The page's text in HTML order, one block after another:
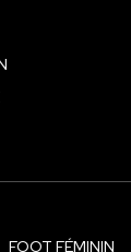
FOOT FÉMININ